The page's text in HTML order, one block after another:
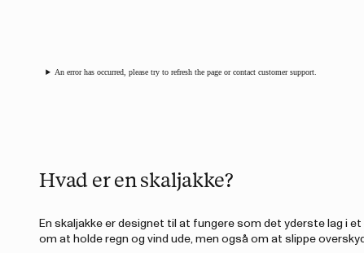
An error has occurred, please try to refresh the page or contact customer support.
Hvad er en skaljakke?
En skaljakke er designet til at fungere som det yderste lag i
om at holde regn og vind ude, men også om at slippe